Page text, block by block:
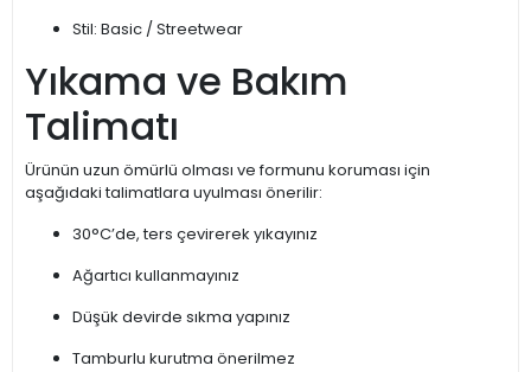
Stil: Basic / Streetwear
Yıkama ve Bakım
Talimatı
Ürünün uzun ömürlü olması ve formunu koruması için
aşağıdaki talimatlara uyulması önerilir:
30°C’de, ters çevirerek yıkayınız
Ağartıcı kullanmayınız
Düşük devirde sıkma yapınız
Tamburlu kurutma önerilmez